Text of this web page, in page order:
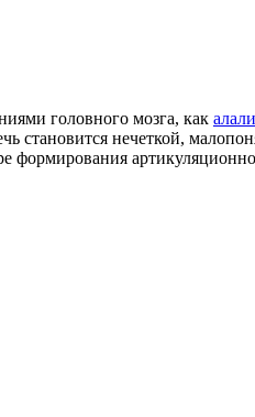
головного мозга, как
становится нечеткой,